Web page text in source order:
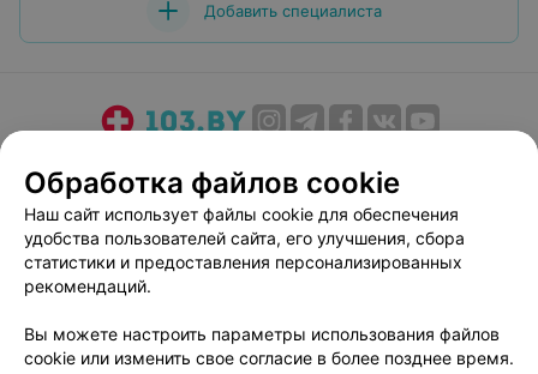
Добавить специалиста
Медицинский маркетинг
Публичный договор
Пользовательское соглашение
Способы оплаты
Вакансии
Партнеры
Написать руководителю 103.by
Персональные настройки cookie
Обработка файлов cookie
Наш сайт использует файлы cookie для обеспечения
удобства пользователей сайта, его улучшения, сбора
статистики и предоставления персонализированных
рекомендаций.
Вы можете настроить параметры использования файлов
cookie или изменить свое согласие в более позднее время.